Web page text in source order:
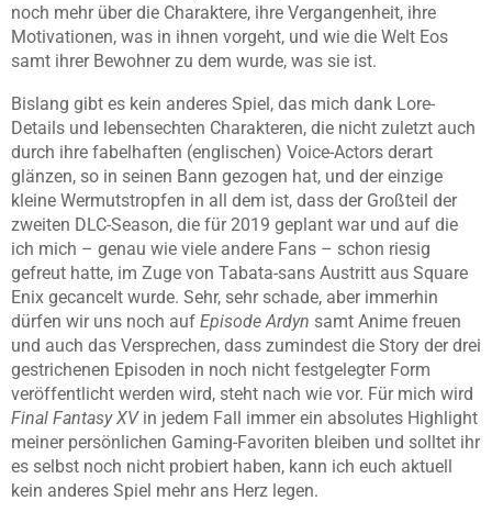
noch mehr über die Charaktere, ihre Vergangenheit, ihre
Motivationen, was in ihnen vorgeht, und wie die Welt Eos
samt ihrer Bewohner zu dem wurde, was sie ist.
Bislang gibt es kein anderes Spiel, das mich dank Lore-
Details und lebensechten Charakteren, die nicht zuletzt auch
durch ihre fabelhaften (englischen) Voice-Actors derart
glänzen, so in seinen Bann gezogen hat, und der einzige
kleine Wermutstropfen in all dem ist, dass der Großteil der
zweiten DLC-Season, die für 2019 geplant war und auf die
ich mich – genau wie viele andere Fans – schon riesig
gefreut hatte, im Zuge von Tabata-sans Austritt aus Square
Enix gecancelt wurde. Sehr, sehr schade, aber immerhin
dürfen wir uns noch auf Episode Ardyn samt Anime freuen
und auch das Versprechen, dass zumindest die Story der drei
gestrichenen Episoden in noch nicht festgelegter Form
veröffentlicht werden wird, steht nach wie vor. Für mich wird
Final Fantasy XVin jedem Fall immer ein absolutes Highlight
meiner persönlichen Gaming-Favoriten bleiben und solltet ihr
es selbst noch nicht probiert haben, kann ich euch aktuell
kein anderes Spiel mehr ans Herz legen.